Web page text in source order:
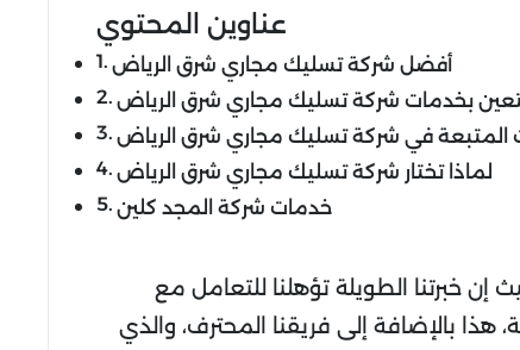
عناوين المحتوي
أفضل شركة تسليك مجاري شرق الرياض
بخدمات شركة تسليك مجاري شرق الرياض
المتبعة في شركة تسليك مجاري شرق الرياض
لماذا تختار شركة تسليك مجاري شرق الرياض
خدمات شركة المجد كلين
خبرتنا الطويلة تؤهلنا للتعامل مع
هذا بالإضافة إلى فريقنا المحترف، والذي